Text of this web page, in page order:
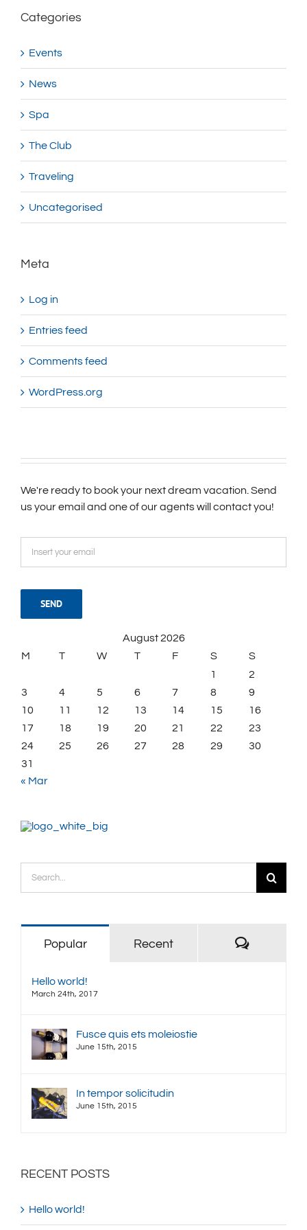
Categories
Events
News
Spa
The Club
Traveling
Uncategorised
Meta
Log in
Entries feed
Comments feed
WordPress.org
We're ready to book your next dream vacation. Send
us your email and one of our agents will contact you!
August 2026
M
T W T F S
S
1
2
3
4 5 6 7 8
9
10
11 12 13 14 15
16
17
18 19 20 21 22
23
24
25 26 27 28 29
30
31
« Mar
Popular Recent
Hello world!
March 24th, 2017
Fusce quis ets moleiostie
June 15th, 2015
In tempor solicitudin
June 15th, 2015
RECENT POSTS
Hello world!